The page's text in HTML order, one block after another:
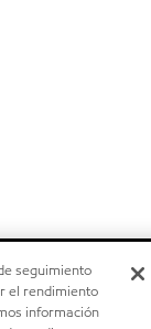
seguimiento
el rendimiento
información